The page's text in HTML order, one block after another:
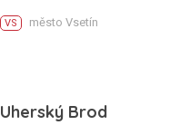
VS město Vsetín
Uherský Brod